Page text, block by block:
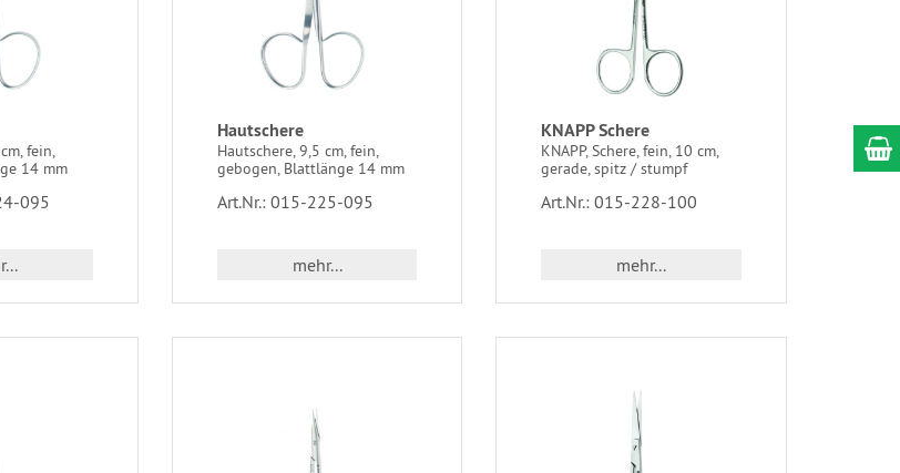
fein,
14 mm
095
Hautschere
Hautschere, 9,5 cm, fein,
gebogen, Blattlänge 14 mm
Art.Nr.: 015-225-095
mehr...
KNAPP Schere
KNAPP, Schere, fein, 10 cm,
gerade, spitz / stumpf
Art.Nr.: 015-228-100
mehr...